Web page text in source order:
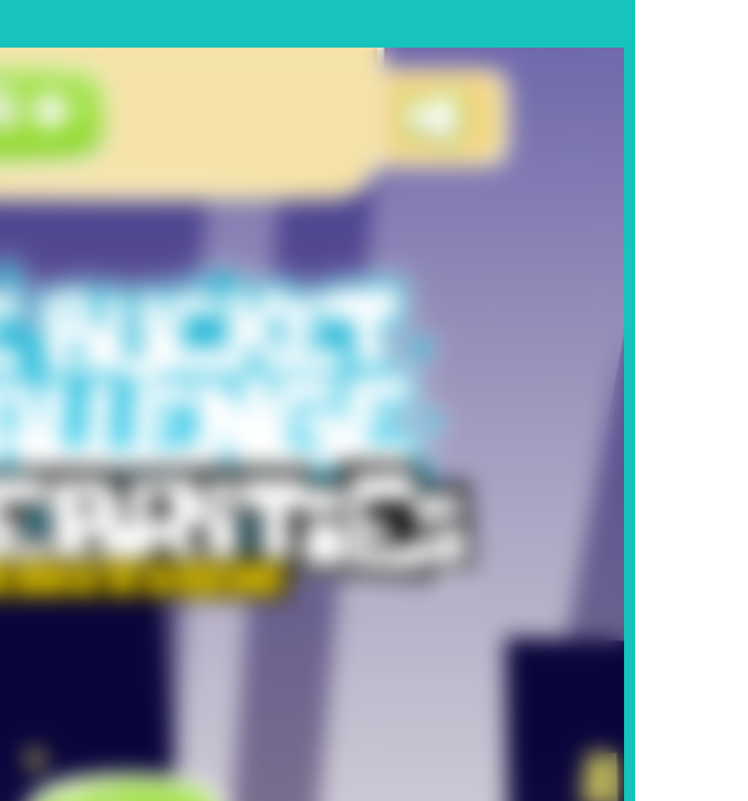
individuais! Compita com seus amigos, saia por...
a aparecer no SNES, e o primeiro jogo naquele sistema a oferecer...